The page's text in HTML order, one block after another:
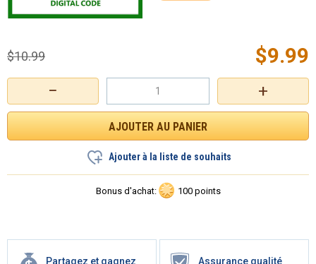
+
−
$9.99
$10.99
Ajouter à la liste de souhaits
Bonus d'achat: 100 points
Partagez et gagnez Assurance qualité